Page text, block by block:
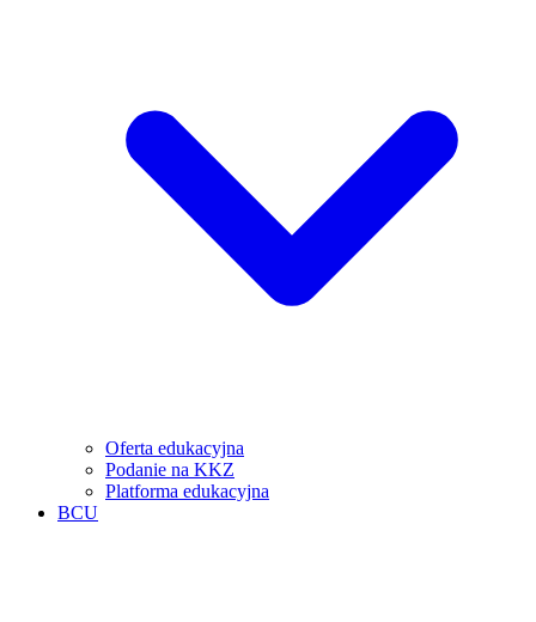
Oferta edukacyjna
Podanie na KKZ
Platforma edukacyjna
BCU